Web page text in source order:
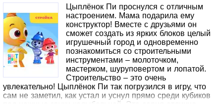
Цыплёнок Пи проснулся с отличным
настроением. Мама подарила ему
конструктор! Вместе с друзьями он
сможет создать из ярких блоков целый
игрушечный город и одновременно
познакомиться со строительными
инструментами – молоточком,
мастерком, шуруповертом и лопатой.
Строительство – это очень
увлекательно! Цыплёнок Пи так погрузился в игру, что
сам не заметил, как устал и уснул прямо среди кубиков
под нежные звуки колыбельной. Эта серия отлично